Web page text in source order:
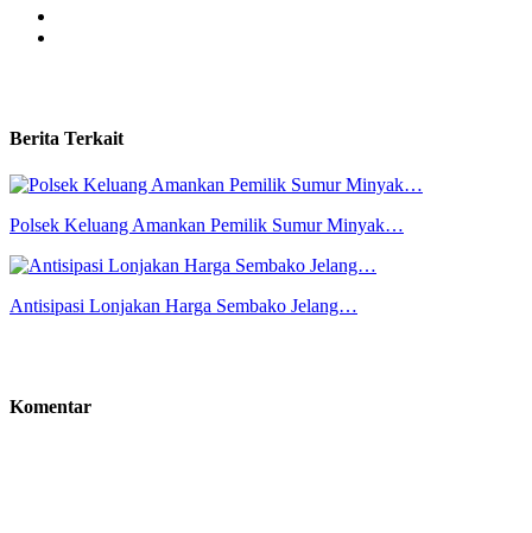
Berita Terkait
Polsek Keluang Amankan Pemilik Sumur Minyak…
Antisipasi Lonjakan Harga Sembako Jelang…
Komentar